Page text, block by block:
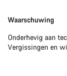
Waarschuwing
Onderhevig aan
Vergissingen en